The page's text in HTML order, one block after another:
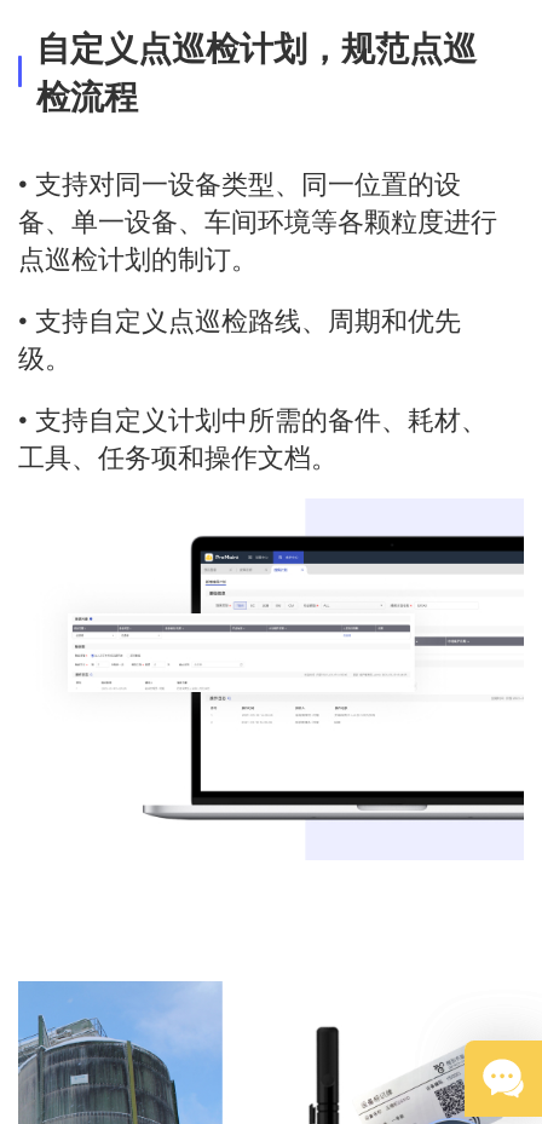
自定义点巡检计划，规范点巡
检流程
• 支持对同一设备类型、同一位置的设
备、单一设备、车间环境等各颗粒度进行
点巡检计划的制订。
• 支持自定义点巡检路线、周期和优先
级。
• 支持自定义计划中所需的备件、耗材、
工具、任务项和操作文档。